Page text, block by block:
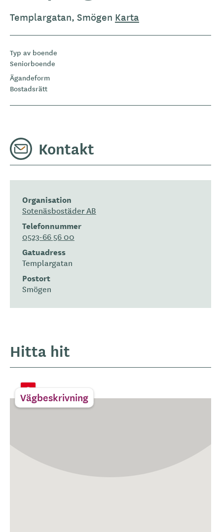
Templargatan, Smögen Karta
Typ av boende
Seniorboende
Ägandeform
Bostadsrätt
Kontakt
Organisation
Sotenäsbostäder AB
Telefonnummer
0523-66 56 00
Gatuadress
Templargatan
Postort
Smögen
Hitta hit
Vägbeskrivning